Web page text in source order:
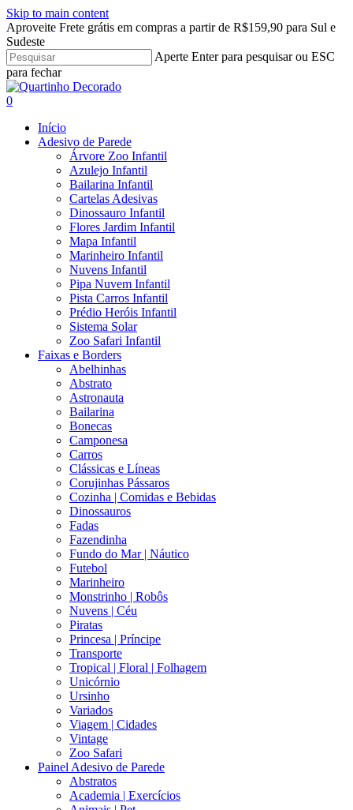
Skip to main content
Aproveite Frete grátis em compras a partir de R$159,90 para Sul e
Sudeste
Aperte Enter para pesquisar ou ESC
para fechar
Close
Search
search
account
0
Início
Adesivo de Parede
Árvore Zoo Infantil
Azulejo Infantil
Bailarina Infantil
Cartelas Adesivas
Dinossauro Infantil
Flores Jardim Infantil
Mapa Infantil
Marinheiro Infantil
Nuvens Infantil
Pipa Nuvem Infantil
Pista Carros Infantil
Prédio Heróis Infantil
Sistema Solar
Zoo Safari Infantil
Faixas e Borders
Abelhinhas
Abstrato
Astronauta
Bailarina
Bonecas
Camponesa
Carros
Clássicas e Líneas
Corujinhas Pássaros
Cozinha | Comidas e Bebidas
Dinossauros
Fadas
Fazendinha
Fundo do Mar | Náutico
Futebol
Marinheiro
Monstrinho | Robôs
Nuvens | Céu
Piratas
Princesa | Príncipe
Transporte
Tropical | Floral | Folhagem
Unicórnio
Ursinho
Variados
Viagem | Cidades
Vintage
Zoo Safari
Painel Adesivo de Parede
Abstratos
Academia | Exercícios